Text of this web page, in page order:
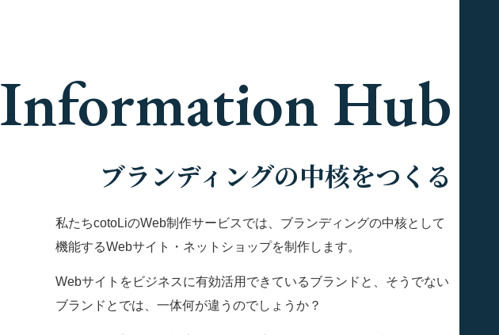
Information Hub
ブランディングの中核をつくる
私たちcotoLiのWeb制作サービスでは、ブランディングの中核として
機能するWebサイト・ネットショップを制作します。
Webサイトをビジネスに有効活用できているブランドと、そうでない
ブランドとでは、一体何が違うのでしょうか？